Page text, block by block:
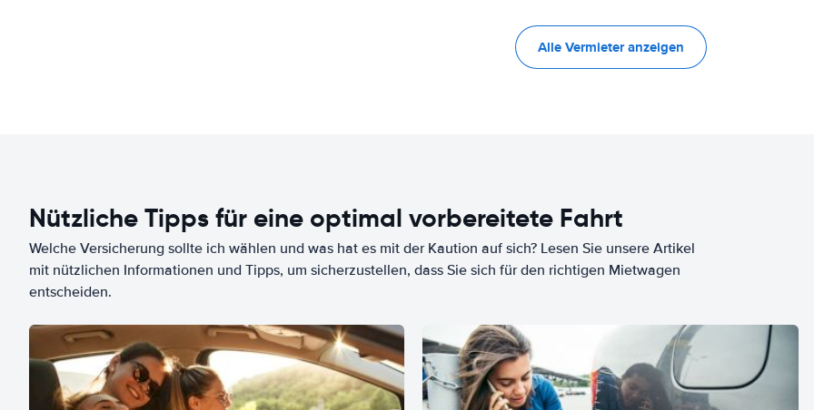
Alle Vermieter anzeigen
Nützliche Tipps für eine optimal vorbereitete Fahrt
Welche Versicherung sollte ich wählen und was hat es mit der Kaution auf sich? Lesen Sie unsere Artikel
mit nützlichen Informationen und Tipps, um sicherzustellen, dass Sie sich für den richtigen Mietwagen
entscheiden.